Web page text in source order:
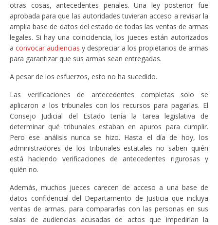
otras cosas, antecedentes penales. Una ley posterior fue
aprobada para que las autoridades tuvieran acceso a revisar la
amplia base de datos del estado de todas las ventas de armas
legales. Si hay una coincidencia, los jueces están autorizados
a convocar audiencias y despreciar a los propietarios de armas
para garantizar que sus armas sean entregadas.
A pesar de los esfuerzos, esto no ha sucedido.
Las verificaciones de antecedentes completas solo se
aplicaron a los tribunales con los recursos para pagarlas. El
Consejo Judicial del Estado tenía la tarea legislativa de
determinar qué tribunales estaban en apuros para cumplir.
Pero ese análisis nunca se hizo. Hasta el día de hoy, los
administradores de los tribunales estatales no saben quién
está haciendo verificaciones de antecedentes rigurosas y
quién no.
Además, muchos jueces carecen de acceso a una base de
datos confidencial del Departamento de Justicia que incluya
ventas de armas, para compararlas con las personas en sus
salas de audiencias acusadas de actos que impedirían la